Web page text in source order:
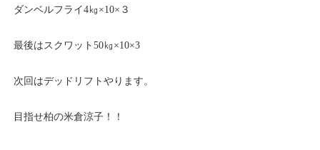
ダンベルフライ4㎏×10×３
最後はスクワット50㎏×10×3
次回はデッドリフトやります。
目指せ柏の米倉涼子！！